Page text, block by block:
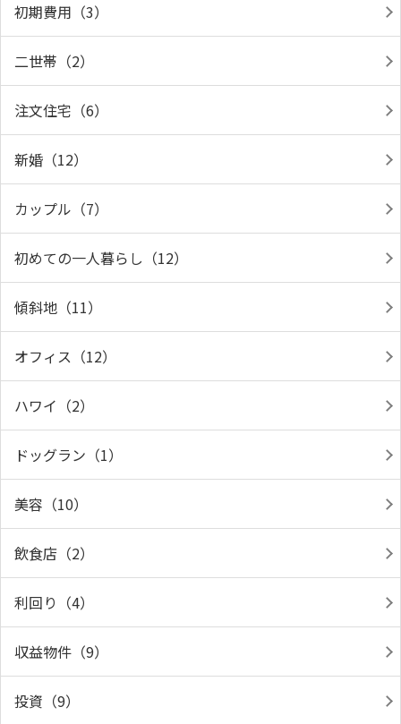
初期費用（3）
二世帯（2）
注文住宅（6）
新婚（12）
カップル（7）
初めての一人暮らし（12）
傾斜地（11）
オフィス（12）
ハワイ（2）
ドッグラン（1）
美容（10）
飲食店（2）
利回り（4）
収益物件（9）
投資（9）